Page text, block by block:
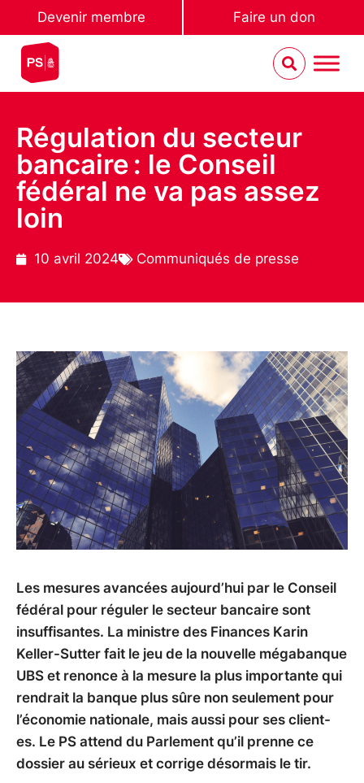
Devenir membre Faire un don
Régulation du secteur
bancaire : le Conseil
fédéral ne va pas assez
loin
10 avril 2024 Communiqués de presse
Les mesures avancées aujourd’hui par le Conseil
fédéral pour réguler le secteur bancaire sont
insuffisantes. La ministre des Finances Karin
Keller-Sutter fait le jeu de la nouvelle mégabanque
UBS et renonce à la mesure la plus importante qui
rendrait la banque plus sûre non seulement pour
l’économie nationale, mais aussi pour ses client-
es. Le PS attend du Parlement qu’il prenne ce
dossier au sérieux et corrige désormais le tir.